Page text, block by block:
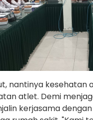
nantinya kesehatan
atlet. Demi
kerjasama